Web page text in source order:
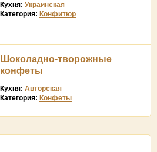
Кухня: Украинская
Категория: Конфитюр
Шоколадно-творожные
конфеты
Кухня: Авторская
Категория: Конфеты